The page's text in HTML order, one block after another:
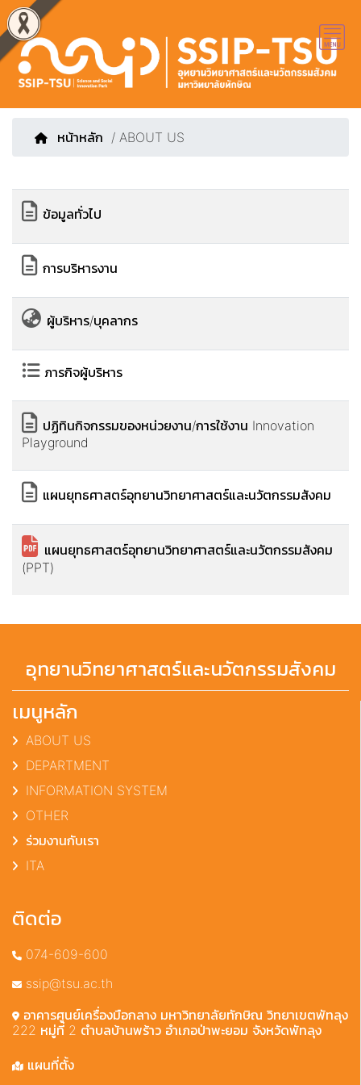
หน้าหลัก / ABOUT US
ข้อมูลทั่วไป
การบริหารงาน
ผู้บริหาร/บุคลากร
ภารกิจผู้บริหาร
ปฏิทินกิจกรรมของหน่วยงาน/การใช้งาน Innovation
Playground
แผนยุทธศาสตร์อุทยานวิทยาศาสตร์และนวัตกรรมสังคม
แผนยุทธศาสตร์อุทยานวิทยาศาสตร์และนวัตกรรมสังคม
(PPT)
อุทยานวิทยาศาสตร์และนวัตกรรมสังคม
เมนูหลัก
ABOUT US
DEPARTMENT
INFORMATION SYSTEM
OTHER
ร่วมงานกับเรา
ITA
ติดต่อ
074-609-600
ssip@tsu.ac.th
อาคารศูนย์เครื่องมือกลาง มหาวิทยาลัยทักษิณ วิทยาเขตพัทลุง
222 หมู่ที่ 2 ตำบลบ้านพร้าว อำเภอป่าพะยอม จังหวัดพัทลุง
แผนที่ตั้ง